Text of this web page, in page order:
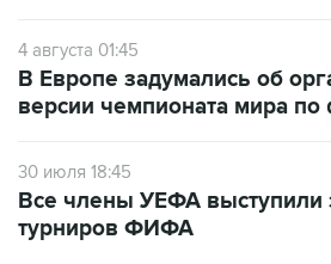
4 августа 01:45
В Европе задумались об
версии чемпионата мира по
30 июля 18:45
Все члены УЕФА выступили
турниров ФИФА